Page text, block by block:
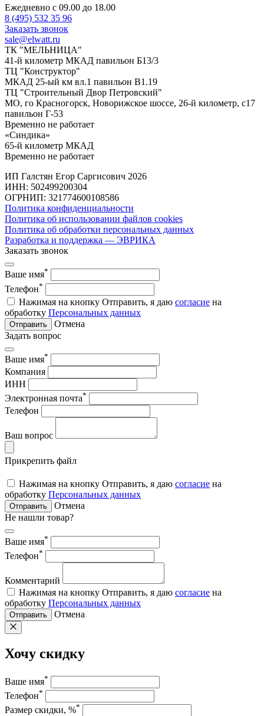
Ежедневно с 09.00 до 18.00
8 (495) 532 35 96
Заказать звонок
sale@elwatt.ru
ТК "МЕЛЬНИЦА"
41-й километр МКАД павильон Б13/3
ТЦ "Конструктор"
МКАД 25-ый км вл.1 павильон В1.19
ТЦ "Строительный Двор Петровский"
МО, го Красногорск, Новорижское шоссе, 26-й километр, с17
павильон Г-53
Временно не работает
«Синдика»
65-й километр МКАД
Временно не работает
ИП Галстян Егор Саргисович 2026
ИНН: 502499200304
ОГРНИП: 321774600108586
Политика конфиденциальности
Политика об использовании файлов cookies
Политика об обработки персональных данных
Разработка и поддержка — ЭВРИКА
Заказать звонок
Ваше имя*
Телефон*
Нажимая на кнопку Отправить, я даю согласие на
обработку Персональных данных
Отправить
Отмена
Задать вопрос
Ваше имя*
Компания
ИНН
Электронная почта*
Телефон
Ваш вопрос
Прикрепить файл
Нажимая на кнопку Отправить, я даю согласие на
обработку Персональных данных
Отправить
Отмена
Не нашли товар?
Ваше имя*
Телефон*
Комментарий
Нажимая на кнопку Отправить, я даю согласие на
обработку Персональных данных
Отправить Отмена
Хочу скидку
Ваше имя*
Телефон*
Размер скидки, %*